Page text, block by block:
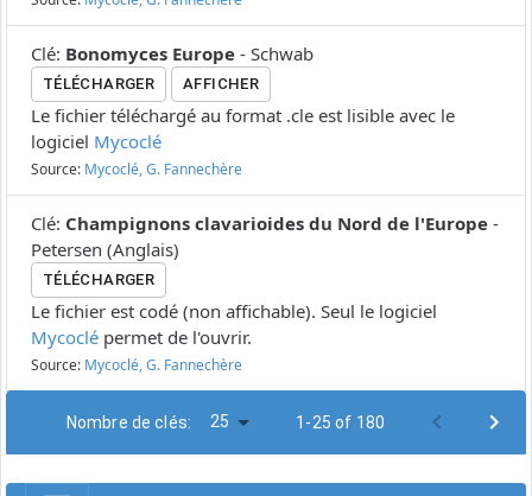
Clé: Bonomyces Europe - Schwab
TÉLÉCHARGER AFFICHER
Le fichier téléchargé au format .cle est lisible avec le
logiciel Mycoclé
Source: Mycoclé, G. Fannechère
Clé: Champignons clavarioides du Nord de l'Europe -
Petersen (Anglais)
TÉLÉCHARGER
Le fichier est codé (non affichable). Seul le logiciel
Mycoclé permet de l'ouvrir.
Source: Mycoclé, G. Fannechère
Nombre de clés: 25 1-25 of 180